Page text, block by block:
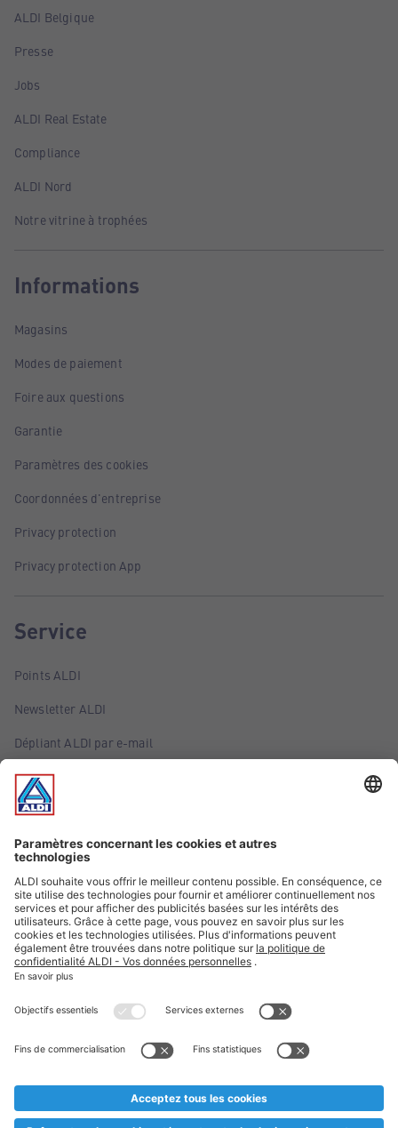
ALDI Belgique
Presse
Jobs
ALDI Real Estate
Compliance
ALDI Nord
Notre vitrine à trophées
Informations
Magasins
Modes de paiement
Foire aux questions
Garantie
Paramètres des cookies
Coordonnées d'entreprise
Privacy protection
Privacy protection App
Service
Points ALDI
Newsletter ALDI
Dépliant ALDI par e-mail
Offres
Infos essentielles
Suivez ALDI Belgique
Textes marqués d'un astérisque et mentions légales
* Nous vendons ces articles temporairement et jusqu'à
au cas où, malgré le planning bien étudié, nous serions
prématurément en rupture de stock. Prix Recupel et TVA incl.
** Sur ce site, l’utilisation de la forme masculine a été adoptée